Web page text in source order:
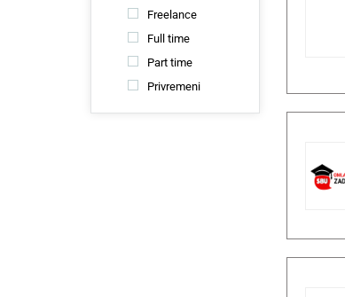
Freelance
Full time
Part time
Privremeni